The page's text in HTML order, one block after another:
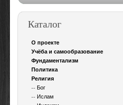
Каталог
О проекте
Учёба и самообразование
Фундаментализм
Политика
Религия
-- Бог
-- Ислам